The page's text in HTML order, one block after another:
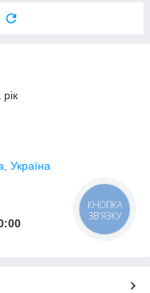
Україна
КНОПКА
ЗВ'ЯЗКУ